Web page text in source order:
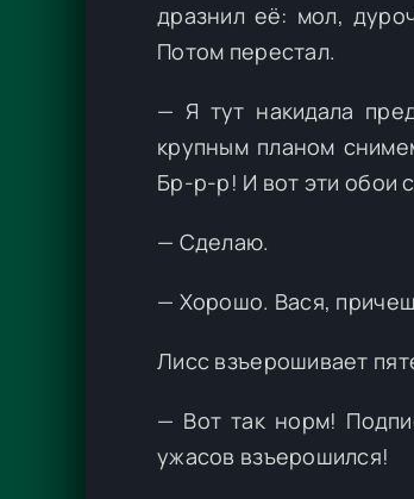
дразнил её: мол,
Потом перестал.
— Я тут накидала
крупным планом
Бр-р-р! И вот эти обои
— Сделаю.
— Хорошо. Вася,
Лисс взъерошивает
— Вот так норм!
ужасов взъерошился!